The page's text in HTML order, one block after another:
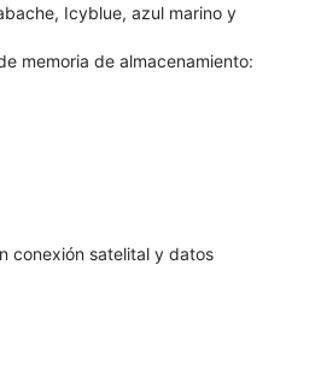
Icyblue, azul marino y
memoria de almacenamiento:
conexión satelital y datos